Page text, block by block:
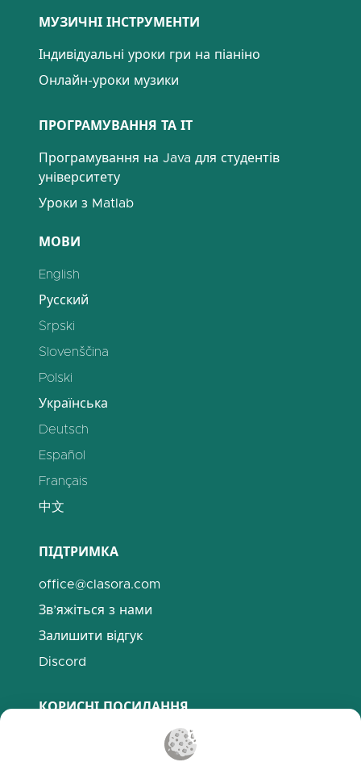
МУЗИЧНІ ІНСТРУМЕНТИ
Індивідуальні уроки гри на піаніно
Онлайн-уроки музики
ПРОГРАМУВАННЯ ТА ІТ
Програмування на Java для студентів
університету
Уроки з Matlab
МОВИ
English
Русский
Srpski
Slovenščina
Polski
Українська
Deutsch
Español
Français
中文
ПІДТРИМКА
office@clasora.com
Зв’яжіться з нами
Залишити відгук
Discord
КОРИСНІ ПОСИЛАННЯ
Поширені запитання